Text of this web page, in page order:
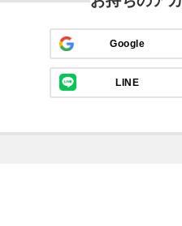
Google
LINE